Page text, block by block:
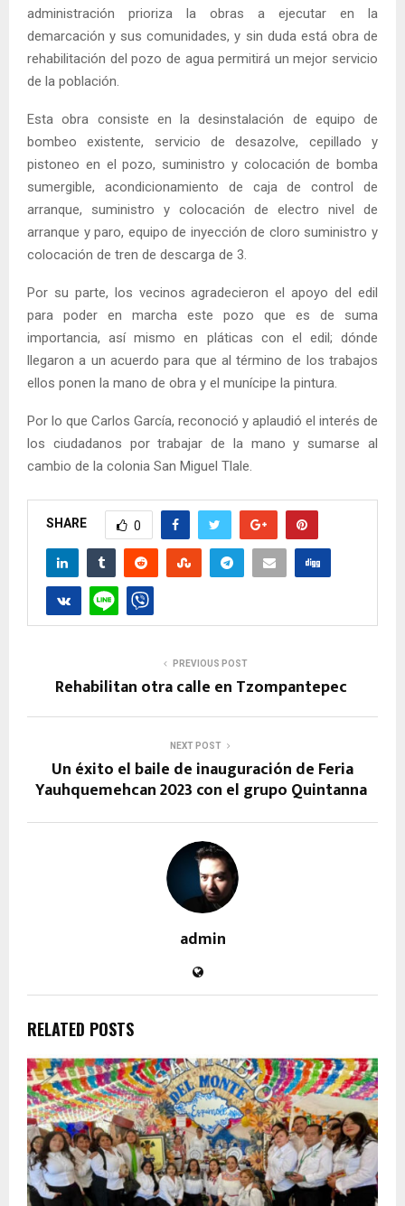
administración prioriza la obras a ejecutar en la
demarcación y sus comunidades, y sin duda está obra de
rehabilitación del pozo de agua permitirá un mejor servicio
de la población.
Esta obra consiste en la desinstalación de equipo de
bombeo existente, servicio de desazolve, cepillado y
pistoneo en el pozo, suministro y colocación de bomba
sumergible, acondicionamiento de caja de control de
arranque, suministro y colocación de electro nivel de
arranque y paro, equipo de inyección de cloro suministro y
colocación de tren de descarga de 3.
Por su parte, los vecinos agradecieron el apoyo del edil
para poder en marcha este pozo que es de suma
importancia, así mismo en pláticas con el edil; dónde
llegaron a un acuerdo para que al término de los trabajos
ellos ponen la mano de obra y el munícipe la pintura.
Por lo que Carlos García, reconoció y aplaudió el interés de
los ciudadanos por trabajar de la mano y sumarse al
cambio de la colonia San Miguel Tlale.
SHARE 0
PREVIOUS POST
Rehabilitan otra calle en Tzompantepec
NEXT POST
Un éxito el baile de inauguración de Feria
Yauhquemehcan 2023 con el grupo Quintanna
admin
RELATED POSTS